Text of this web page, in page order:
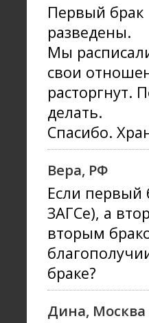
Первый брак
разведены.
Мы
свои
расторгнут.
делать.
Спасибо.
Вера, РФ
Если первый
ЗАГСе), а
вторым
браке?
Дина, Москва